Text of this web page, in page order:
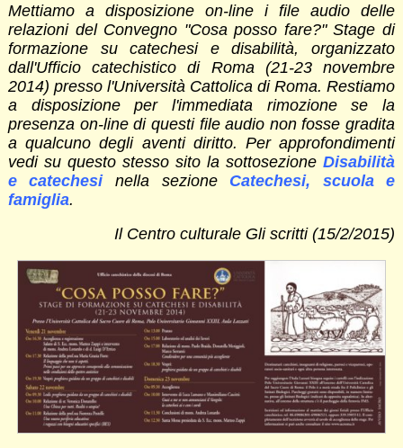
Mettiamo a disposizione on-line i file audio delle
relazioni del Convegno "Cosa posso fare?" Stage di
formazione su catechesi e disabilità, organizzato
dall'Ufficio catechistico di Roma (21-23 novembre
2014) presso l'Università Cattolica di Roma. Restiamo
a disposizione per l'immediata rimozione se la
presenza on-line di questi file audio non fosse gradita
a qualcuno degli aventi diritto. Per approfondimenti
vedi su questo stesso sito la sottosezioneDisabilità
e catechesi nella sezione Catechesi, scuola e
famiglia.
Il Centro culturale Gli scritti (15/2/2015)